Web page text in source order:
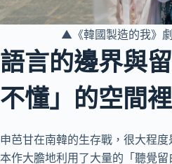
▲《韓國製造的我》
語言的邊界與
不懂」的空間
申芭甘在南韓的生存戰，很大程
本作大膽地利用了大量的「聽覺